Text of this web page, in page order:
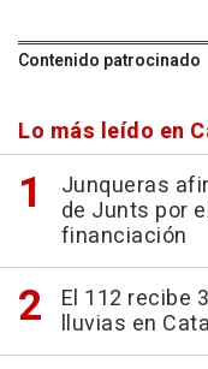
Contenido patrocinado
Lo más leído en
Junqueras
de Junts por
financiación
El 112 recibe
lluvias en